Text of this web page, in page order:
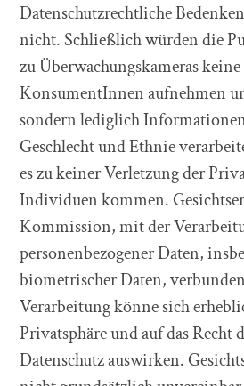
Datenschutzrechtliche
nicht. Schließlich würden die
zu Überwachungskameras
KonsumentInnen aufnehmen
sondern lediglich
Geschlecht und Ethnie
es zu keiner Verletzung der
Individuen kommen.
Kommission, mit der
personenbezogener Daten,
biometrischer Daten,
Verarbeitung könne sich
Privatsphäre und auf das Recht
Datenschutz auswirken.